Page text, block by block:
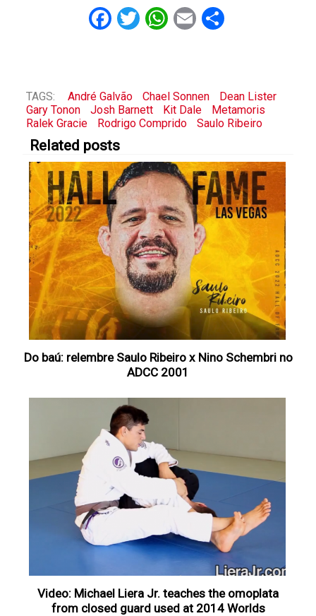
Facebook
Twitter
WhatsApp
EmailShare
TAGS: André Galvão Chael Sonnen
Dean Lister
Gary Tonon
Josh Barnett Kit Dale
Metamoris
Ralek Gracie
Rodrigo Comprido Saulo Ribeiro
Related posts
Do baú: relembre Saulo Ribeiro x Nino Schembri no
ADCC 2001
Video: Michael Liera Jr. teaches the omoplata
from closed guard used at 2014 Worlds